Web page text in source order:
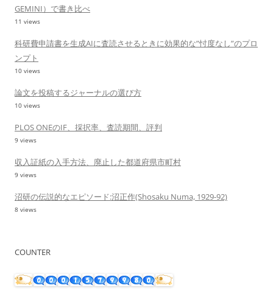
GEMINI）で書き比べ
11 views
科研費申請書を生成AIに査読させるときに効果的な”忖度なし”のプロ
ンプト
10 views
論文を投稿するジャーナルの選び方
10 views
PLOS ONEのIF、採択率、査読期間、評判
9 views
収入証紙の入手方法、廃止した都道府県市町村
9 views
沼研の伝説的なエピソード:沼正作(Shosaku Numa, 1929-92)
8 views
COUNTER